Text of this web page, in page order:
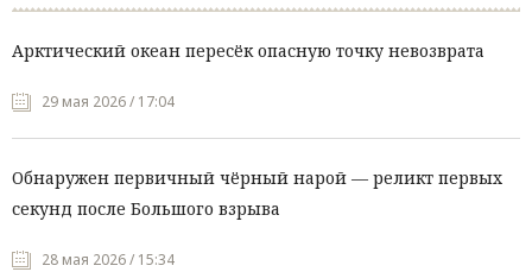
Арктический океан пересёк опасную точку невозврата
29 мая 2026 / 17:04
Обнаружен первичный чёрный нарой — реликт первых
секунд после Большого взрыва
28 мая 2026 / 15:34